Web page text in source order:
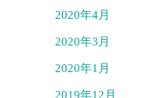
2020年4月
2020年3月
2020年1月
2019年12月